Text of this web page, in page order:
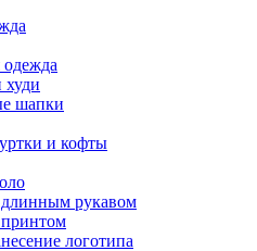
худи
шапки
и кофты
рукавом
логотипа